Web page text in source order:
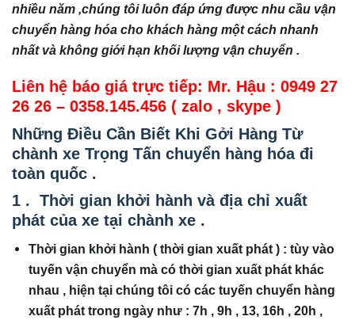
nhiều năm ,chúng tôi luôn đáp ứng được nhu cầu vận
chuyển hàng hóa cho khách hàng một cách nhanh
nhất và không giới hạn khối lượng vận chuyển .
Liên hệ báo giá trực tiếp: Mr. Hậu : 0949 27
26 26 – 0358.145.456 ( zalo , skype )
Những Điều Cần Biết Khi Gởi Hàng Từ
chành xe Trọng Tấn chuyển hàng hóa đi
toàn quốc .
1 . Thời gian khởi hành và địa chỉ xuất
phát của xe tại chành xe .
Thời gian khởi hành ( thời gian xuất phát ) : tùy vào
tuyến vận chuyển mà có thời gian xuất phát khác
nhau , hiện tại chúng tôi có các tuyến chuyển hàng
xuất phát trong ngày như : 7h , 9h , 13, 16h , 20h ,